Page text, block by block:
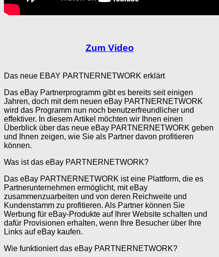
Zum Video
Das neue EBAY PARTNERNETWORK erklärt
Das eBay Partnerprogramm gibt es bereits seit einigen
Jahren, doch mit dem neuen eBay PARTNERNETWORK
wird das Programm nun noch benutzerfreundlicher und
effektiver. In diesem Artikel möchten wir Ihnen einen
Überblick über das neue eBay PARTNERNETWORK geben
und Ihnen zeigen, wie Sie als Partner davon profitieren
können.
Was ist das eBay PARTNERNETWORK?
Das eBay PARTNERNETWORK ist eine Plattform, die es
Partnerunternehmen ermöglicht, mit eBay
zusammenzuarbeiten und von deren Reichweite und
Kundenstamm zu profitieren. Als Partner können Sie
Werbung für eBay-Produkte auf Ihrer Website schalten und
dafür Provisionen erhalten, wenn Ihre Besucher über Ihre
Links auf eBay kaufen.
Wie funktioniert das eBay PARTNERNETWORK?